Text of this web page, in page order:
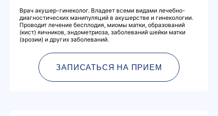
Врач акушер-гинеколог. Владеет всеми видами лечебно-
диагностических манипуляций в акушерстве и гинекологии.
Проводит лечение бесплодия, миомы матки, образований
(кист) яичников, эндометриоза, заболеваний шейки матки
(эрозии) и других заболеваний.
ЗАПИСАТЬСЯ НА ПРИЕМ